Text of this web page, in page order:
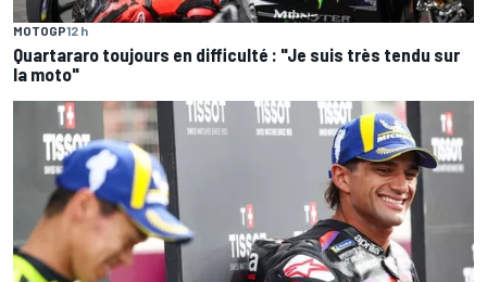
MOTOGP12 h
Quartararo toujours en difficulté : "Je suis très tendu sur
la moto"